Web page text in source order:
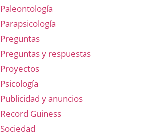
Paleontología
Parapsicología
Preguntas
Preguntas y respuestas
Proyectos
Psicología
Publicidad y anuncios
Record Guiness
Sociedad